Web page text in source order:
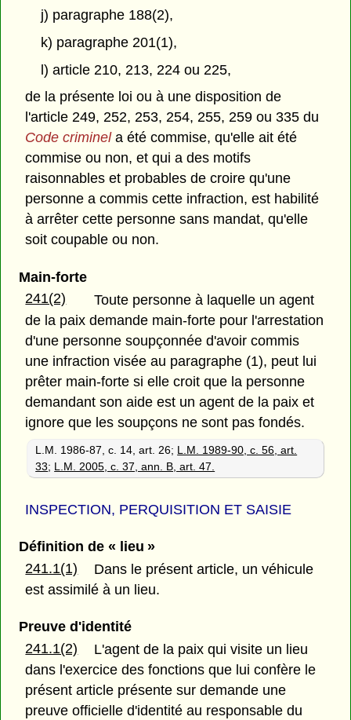
j) paragraphe 188(2),
k) paragraphe 201(1),
l) article 210, 213, 224 ou 225,
de la présente loi ou à une disposition de
l'article 249, 252, 253, 254, 255, 259 ou 335 du
Code criminela été commise, qu'elle ait été
commise ou non, et qui a des motifs
raisonnables et probables de croire qu'une
personne a commis cette infraction, est habilité
à arrêter cette personne sans mandat, qu'elle
soit coupable ou non.
Main-forte
241(2)
Toute personne à laquelle un agent
de la paix demande main-forte pour l'arrestation
d'une personne soupçonnée d'avoir commis
une infraction visée au paragraphe (1), peut lui
prêter main-forte si elle croit que la personne
demandant son aide est un agent de la paix et
ignore que les soupçons ne sont pas fondés.
L.M. 1986-87, c. 14, art. 26; L.M. 1989-90, c. 56, art.
33; L.M. 2005, c. 37, ann. B, art. 47.
INSPECTION, PERQUISITION ET SAISIE
Définition de « lieu »
241.1(1)
Dans le présent article, un véhicule
est assimilé à un lieu.
Preuve d'identité
241.1(2)
L'agent de la paix qui visite un lieu
dans l'exercice des fonctions que lui confère le
présent article présente sur demande une
preuve officielle d'identité au responsable du